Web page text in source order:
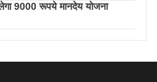
9000 रूपये मानदेय योजना